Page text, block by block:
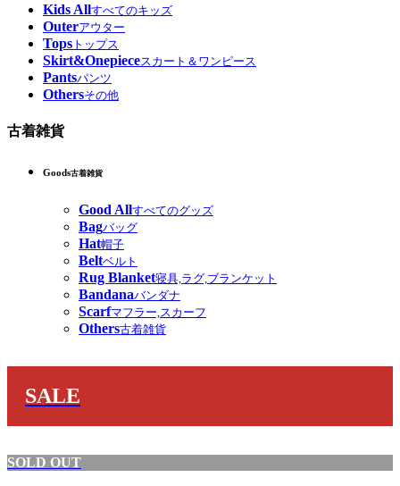
Kids Allすべてのキッズ
Outerアウター
Tops トップス
Skirt&Onepieceスカート＆ワンピース
Pantsパンツ
Othersその他
古着雑貨
Goods古着雑貨
Good Allすべてのグッズ
Bagバッグ
Hat帽子
Beltベルト
Rug Blanket寝具,ラグ,ブランケット
Bandanaバンダナ
Scarfマフラー,スカーフ
Others古着雑貨
SALE
SOLD OUT